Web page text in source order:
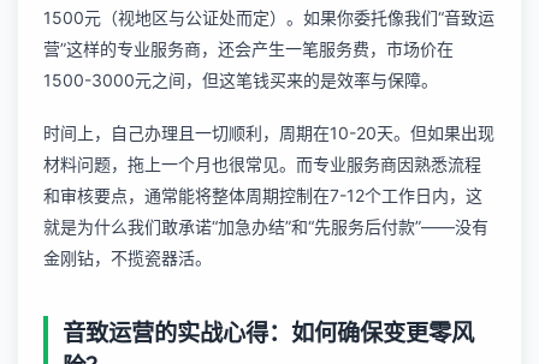
1500元（视地区与公证处而定）。如果你委托像我们“音致运
营”这样的专业服务商，还会产生一笔服务费，市场价在
1500-3000元之间，但这笔钱买来的是效率与保障。
时间上，自己办理且一切顺利，周期在10-20天。但如果出现
材料问题，拖上一个月也很常见。而专业服务商因熟悉流程
和审核要点，通常能将整体周期控制在7-12个工作日内，这
就是为什么我们敢承诺“加急办结”和“先服务后付款”——没有
金刚钻，不揽瓷器活。
音致运营的实战心得：如何确保变更零风